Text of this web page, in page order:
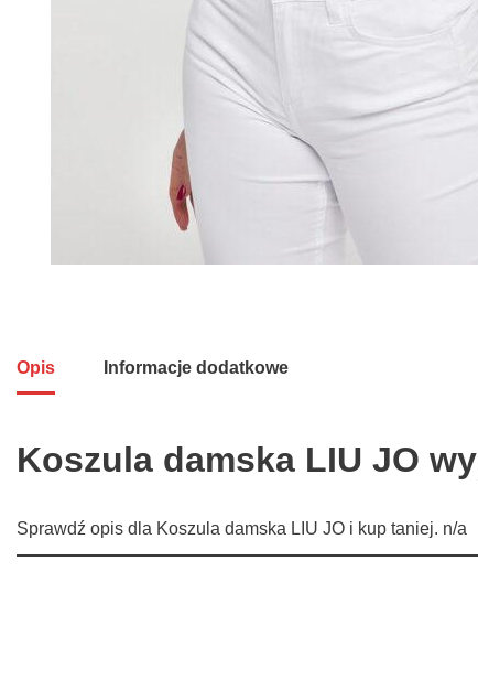
Opis Informacje dodatkowe
Koszula damska LIU JO
Sprawdź opis dla Koszula damska LIU JO i kup taniej. n/a